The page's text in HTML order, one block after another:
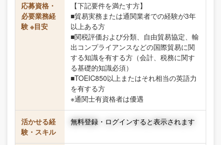
応募資格・
必要業務経
験 ※目安
【下記要件を満たす方】
■貿易実務または通関業者での経験が3年
以上ある方
■関税評価および分類、自由貿易協定、輸
出コンプライアンスなどの国際貿易に関
する知識を有する方（会計、税務に関す
る基礎的知識必須）
■TOEIC850以上またはそれ相当の英語力
を有する方
※通関士有資格者は優遇
活かせる経
験・スキル
無料登録・ログインすると表示されます